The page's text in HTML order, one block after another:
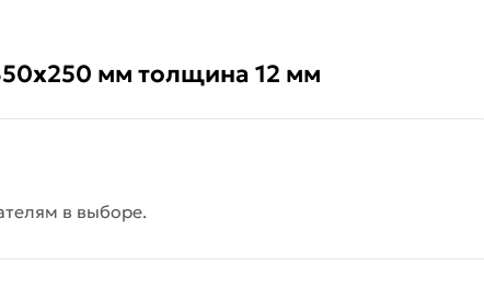
мм толщина 12 мм
в выборе.